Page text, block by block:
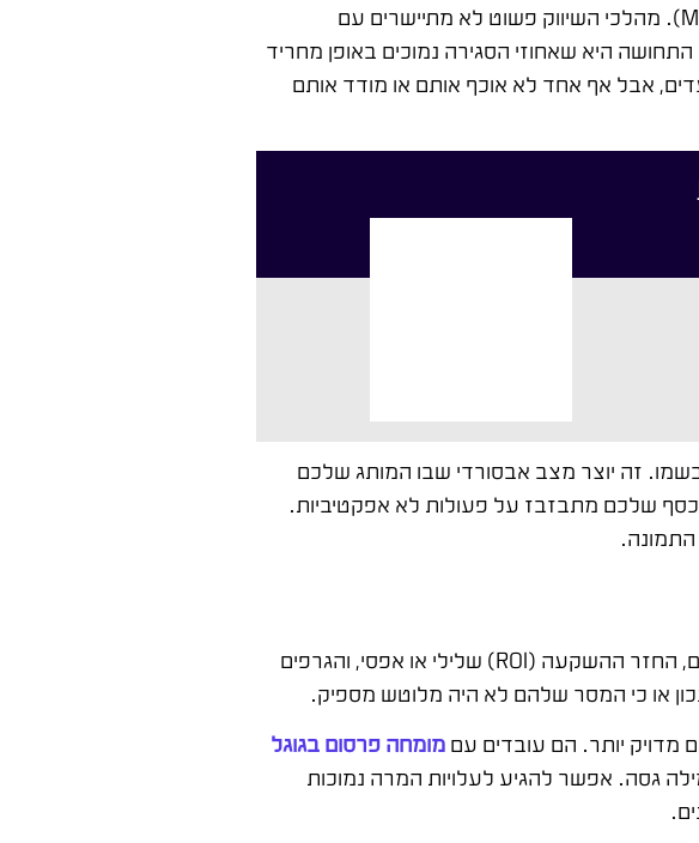
הבעיה הגדולה ביותר שאני מזהה אצל בעלי עסקים שמגיעים אליי היא חוסר הלימה מוחלט (Misalignment). מהלכי השיווק פשוט לא מתיישרים עם
היא שאחוזי הסגירה נמוכים באופן מחריד
אבל אף אחד לא אוכף אותם או מודד אותם
זה יוצר מצב אבסורדי שבו המותג שלכם
שלכם מתבזבז על פעולות לא אפקטיביות.
בואו נדבר ביזנס. הנתונים מראים תמונה עגומה לעסקים שלא עובדים נכון. עלויות הלידים מרקיעות שחקים, החזר ההשקעה (ROI) שלילי או אפסי, והגרפים
או כי המסר שלהם לא היה מלוטש מספיק.
יותר. הם עובדים עםמומחה פרסום בגוגל
גסה. אפשר להגיע לעלויות המרה נמוכות